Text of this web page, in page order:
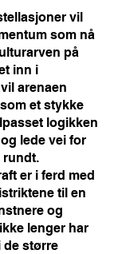
vil
som nå
på
inn i
arenaen
et stykke
logikken
lede vei for
rundt.
er i ferd med
til en
og
lenger har
de større